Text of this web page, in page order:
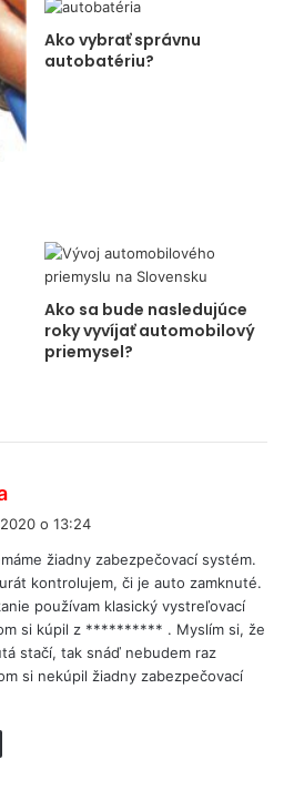
Ako vybrať správnu
autobatériu?
Ako sa bude nasledujúce
roky vyvíjať automobilový
priemysel?
e
:
o 13:24
žiadny zabezpečovací systém.
kontrolujem, či je auto zamknuté.
používam klasický vystreľovací
si kúpil z ********** . Myslím si, že
stačí, tak snáď nebudem raz
si nekúpil žiadny zabezpečovací